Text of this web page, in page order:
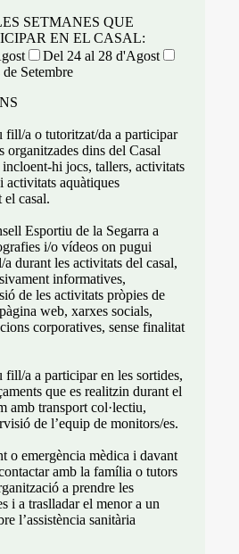
SETMANES QUE
EN EL CASAL:
Del 24 al 28 d'Agost
Setembre
fill/a o tutoritzat/da a participar
organitzades dins del Casal
incloent-hi jocs, tallers, activitats
activitats aquàtiques
el casal.
Esportiu de la Segarra a
i/o vídeos on pugui
durant les activitats del casal,
informatives,
de les activitats pròpies de
web, xarxes socials,
corporatives, sense finalitat
a a participar en les sortides,
que es realitzin durant el
amb transport col·lectiu,
de l’equip de monitors/es.
o emergència mèdica i davant
amb la família o tutors
a prendre les
i a traslladar el menor a un
l’assistència sanitària